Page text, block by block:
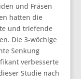
und Fräsen
hatten die
und triefende
Die 3-wöchige
Senkung
verbesserte
Studie nach